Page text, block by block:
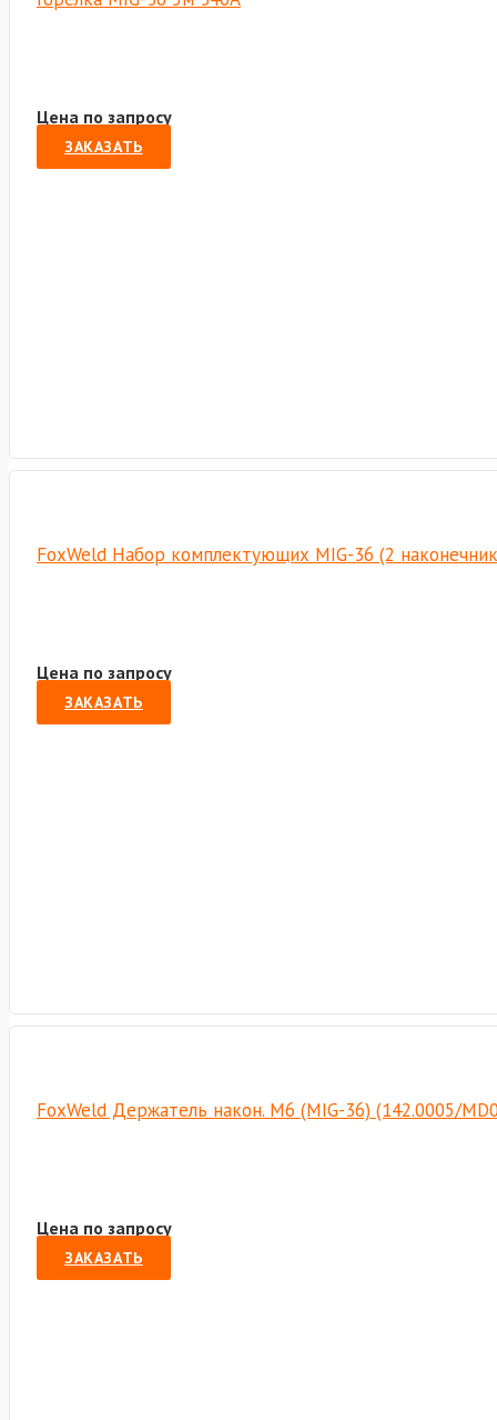
Цена по запросу
ЗАКАЗАТЬ
FoxWeld Набор комплектующих MIG-36 (2
Цена по запросу
ЗАКАЗАТЬ
FoxWeld Держатель након. M6 (MIG-36) (142.0005/
Цена по запросу
ЗАКАЗАТЬ